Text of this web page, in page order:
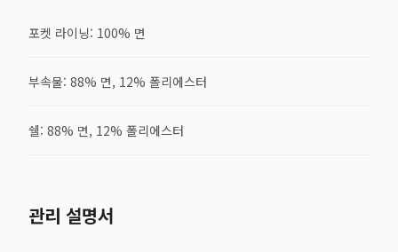
포켓 라이닝: 100% 면
부속물: 88% 면, 12% 폴리에스터
쉘: 88% 면, 12% 폴리에스터
관리 설명서